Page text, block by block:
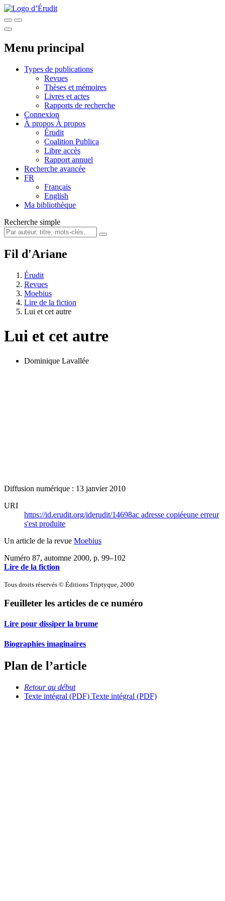
Menu principal
Types de publications
Revues
Thèses et mémoires
Livres et actes
Rapports de recherche
Connexion
À propos À propos
Érudit
Coalition Publica
Libre accès
Rapport annuel
Recherche avancée
FR
Français
English
Ma bibliothèque
Recherche simple
Fil d'Ariane
Érudit
Revues
Moebius
Lire de la fiction
Lui et cet autre
Lui et cet autre
Dominique Lavallée
Diffusion numérique : 13 janvier 2010
URI
https://id.erudit.org/iderudit/14698ac adresse copiéeune erreur
s'est produite
Un article de la revue Moebius
Numéro 87, automne 2000, p. 99–102
Lire de la fiction
Tous droits réservés © Éditions Triptyque, 2000
Feuilleter les articles de ce numéro
Lire pour dissiper la brume
Biographies imaginaires
Plan de l’article
Retour au début
Texte intégral (PDF) Texte intégral (PDF)